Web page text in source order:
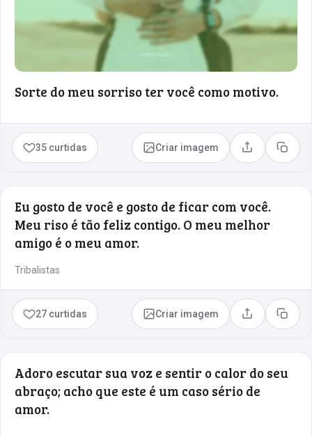
Sorte do meu sorriso ter você como motivo.
35 curtidas Criar imagem Compartilhar
Copiar
Eu gosto de você e gosto de ficar com você.
Meu riso é tão feliz contigo. O meu melhor
amigo é o meu amor.
Tribalistas
27 curtidas Criar imagem Compartilhar
Copiar
Adoro escutar sua voz e sentir o calor do seu
abraço; acho que este é um caso sério de
amor.